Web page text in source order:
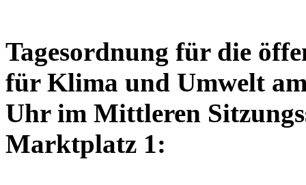
Tagesordnung für die
für Klima und Umwelt
Uhr im Mittleren
Marktplatz 1: